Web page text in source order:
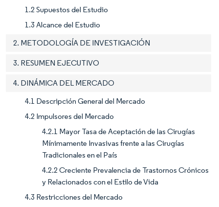
1.2 Supuestos del Estudio
1.3 Alcance del Estudio
2. METODOLOGÍA DE INVESTIGACIÓN
3. RESUMEN EJECUTIVO
4. DINÁMICA DEL MERCADO
4.1 Descripción General del Mercado
4.2 Impulsores del Mercado
4.2.1 Mayor Tasa de Aceptación de las Cirugías
Mínimamente Invasivas frente a las Cirugías
Tradicionales en el País
4.2.2 Creciente Prevalencia de Trastornos Crónicos
y Relacionados con el Estilo de Vida
4.3 Restricciones del Mercado